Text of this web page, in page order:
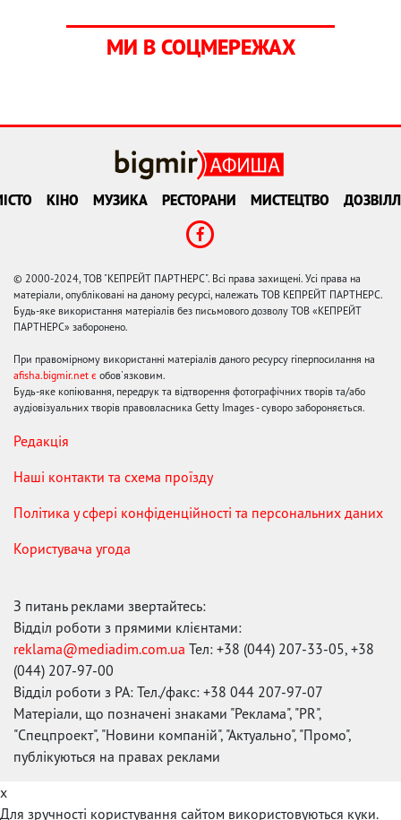
МИ В СОЦМЕРЕЖАХ
КІНО МУЗИКА РЕСТОРАНИ МИСТЕЦТВО
© 2000-2024, ТОВ "КЕПРЕЙТ ПАРТНЕРС". Всі права захищені. Усі права на
матеріали, опубліковані на даному ресурсі, належать ТОВ КЕПРЕЙТ ПАРТНЕРС.
Будь-яке використання матеріалів без письмового дозволу ТОВ «КЕПРЕЙТ
ПАРТНЕРС» заборонено.
При правомірному використанні матеріалів даного ресурсу гіперпосилання на
afisha.bigmir.net є обов'язковим.
Будь-яке копіювання, передрук та відтворення фотографічних творів та/або
аудіовізуальних творів правовласника Getty Images - суворо забороняється.
Редакція
Наші контакти та схема проїзду
Політика у сфері конфіденційності та персональних даних
Користувача угода
З питань реклами звертайтесь:
Відділ роботи з прямими клієнтами:
reklama@mediadim.com.ua Тел: +38 (044) 207-33-05, +38
(044) 207-97-00
Відділ роботи з РА: Тел./факс: +38 044 207-97-07
Матеріали, що позначені знаками "Реклама", "PR",
"Спецпроект", "Новини компаній", "Актуально", "Промо",
публікуються на правах реклами
x
Для зручності користування сайтом використовуються куки.